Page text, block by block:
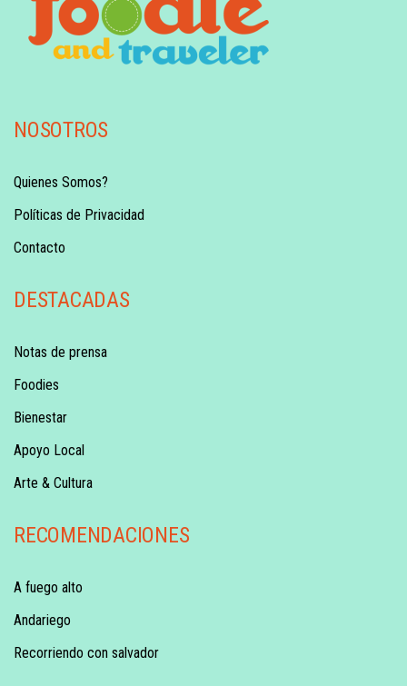
NOSOTROS
Quienes Somos?
Políticas de Privacidad
Contacto
DESTACADAS
Notas de prensa
Foodies
Bienestar
Apoyo Local
Arte & Cultura
RECOMENDACIONES
A fuego alto
Andariego
Recorriendo con salvador